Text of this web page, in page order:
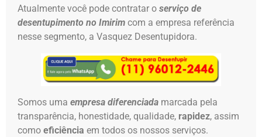
Atualmente você pode contratar o serviço de
desentupimento no Imirim com a empresa referência
nesse segmento, a Vasquez Desentupidora.
Somos uma empresa diferenciada marcada pela
transparência, honestidade, qualidade, rapidez, assim
como eficiência em todos os nossos serviços.